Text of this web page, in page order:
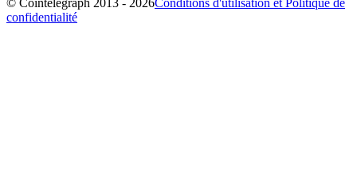
confidentialité